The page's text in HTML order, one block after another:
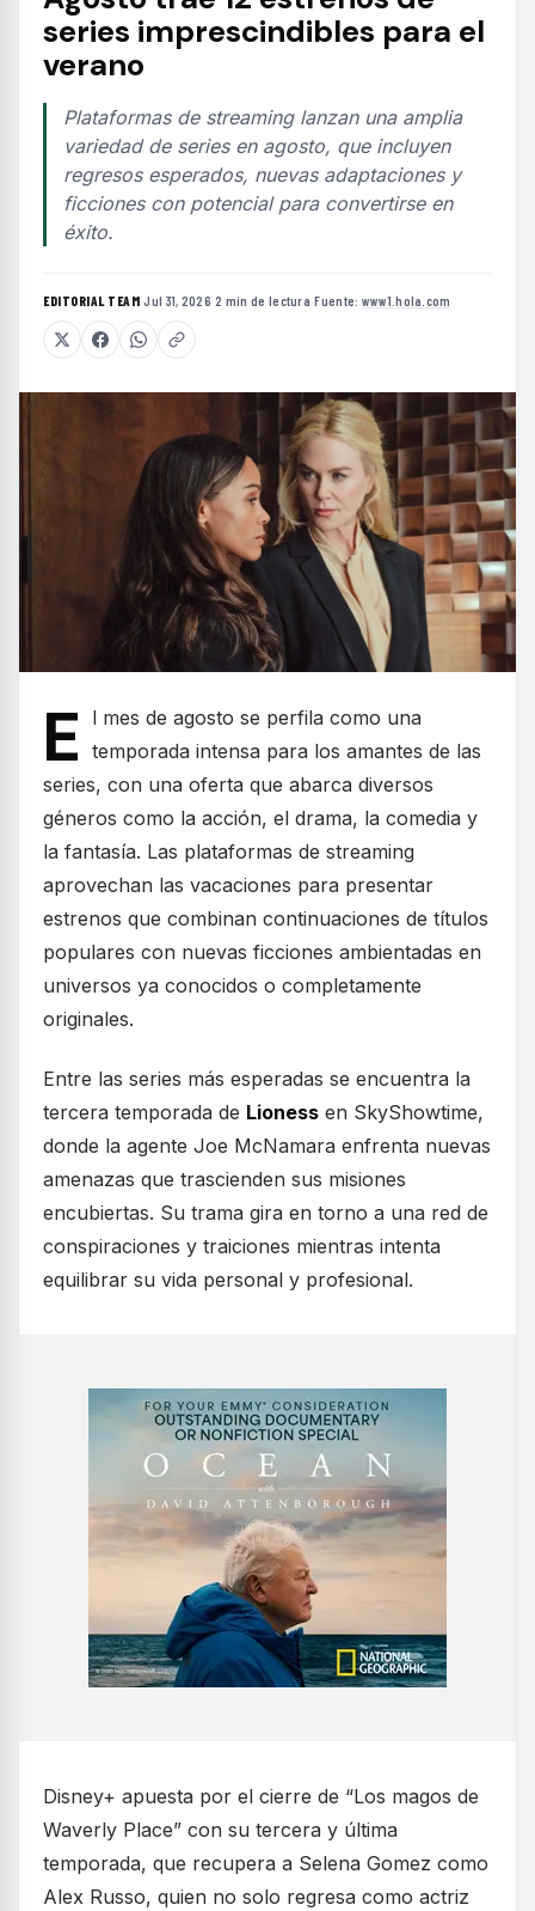
series imprescindibles para el
verano
Plataformas de streaming lanzan una amplia
variedad de series en agosto, que incluyen
regresos esperados, nuevas adaptaciones y
ficciones con potencial para convertirse en
éxito.
EDITORIAL TEAM·Jul 31, 2026·2 min de lectura·Fuente: www1.hola.com
E
l mes de agosto se perfila como una
temporada intensa para los amantes de las
series, con una oferta que abarca diversos
géneros como la acción, el drama, la comedia y
la fantasía. Las plataformas de streaming
aprovechan las vacaciones para presentar
estrenos que combinan continuaciones de títulos
populares con nuevas ficciones ambientadas en
universos ya conocidos o completamente
originales.
Entre las series más esperadas se encuentra la
tercera temporada de Lioness en SkyShowtime,
donde la agente Joe McNamara enfrenta nuevas
amenazas que trascienden sus misiones
encubiertas. Su trama gira en torno a una red de
conspiraciones y traiciones mientras intenta
equilibrar su vida personal y profesional.
Disney+ apuesta por el cierre de “Los magos de
Waverly Place” con su tercera y última
temporada, que recupera a Selena Gomez como
Alex Russo, quien no solo regresa como actriz